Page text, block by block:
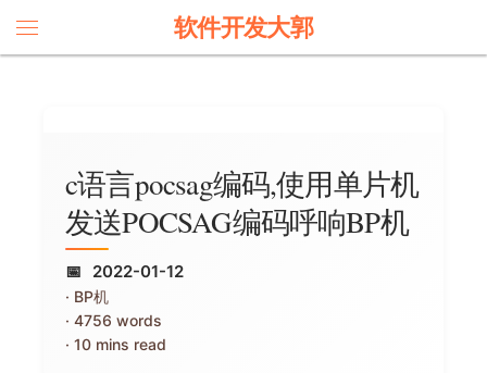
软件开发大郭
c语言pocsag编码,使用单片机
发送POCSAG编码呼响BP机
2022-01-12
BP机
4756 words
10 mins read